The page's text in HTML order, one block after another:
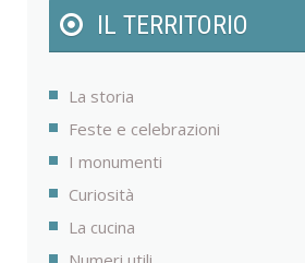
IL TERRITORIO
La storia
Feste e celebrazioni
I monumenti
Curiosità
La cucina